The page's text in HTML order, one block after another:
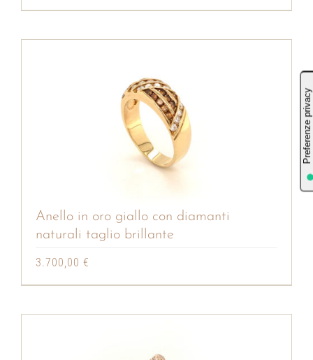
Anello in oro giallo con diamanti
naturali taglio brillante
3.700,00 €